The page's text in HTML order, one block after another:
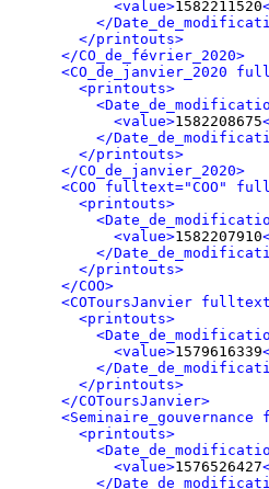
<value>1582211520
</
</printouts>
</CO_de_février_2020>
<CO_de_janvier_2020
<printouts>
<value>1582208675
</
</printouts>
</CO_de_janvier_2020>
<COO fulltext="COO"
<printouts>
<value>1582207910
</
</printouts>
</COO>
<COToursJanvier
<printouts>
<value>1579616339
</
</printouts>
</COToursJanvier>
<printouts>
<value>1576526427
</